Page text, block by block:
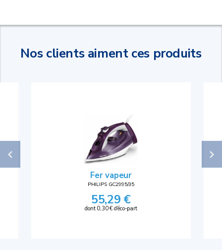
Nos clients aiment ces produits
Fer vapeur
PHILIPS GC2995/35
55,29 €
dont 0,30 € d'éco-part